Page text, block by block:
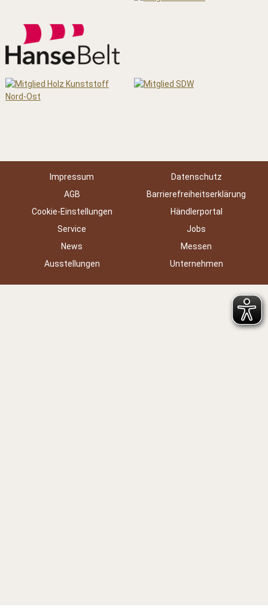
Impressum
Datenschutz
AGB
Barrierefreiheitserklärung
Cookie-Einstellungen
Händlerportal
Service
Jobs
News
Messen
Ausstellungen
Unternehmen